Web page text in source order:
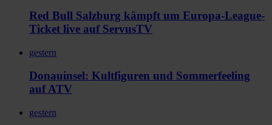
Red Bull Salzburg kämpft um Europa-League-
Ticket live auf ServusTV
gestern
Donauinsel: Kultfiguren und Sommerfeeling
auf ATV
gestern